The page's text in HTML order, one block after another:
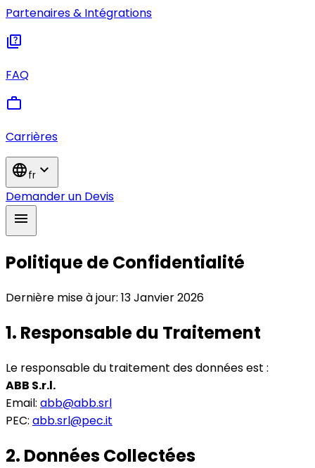
Partenaires & Intégrations
quiz
FAQ
work
Carrières
languagefr expand_more
Demander un Devis
menu
Politique de Confidentialité
Dernière mise à jour: 13 Janvier 2026
1. Responsable du Traitement
Le responsable du traitement des données est :
ABB S.r.l.
Email: abb@abb.srl
PEC: abb.srl@pec.it
2. Données Collectées